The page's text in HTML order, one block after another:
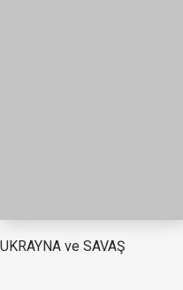
UKRAYNA ve SAVAŞ